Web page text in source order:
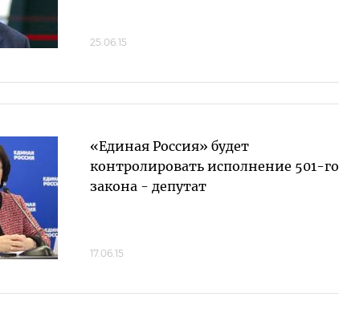
25.06.15
«Единая Россия» будет
контролировать исполнение 501-го
закона - депутат
17.06.15